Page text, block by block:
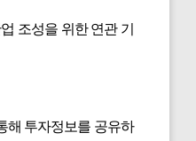
조성을 위한 연관 기
해 투자정보를 공유하